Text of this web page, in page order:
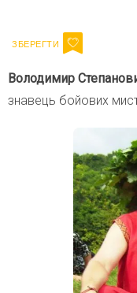
Володимир
знавець бойових